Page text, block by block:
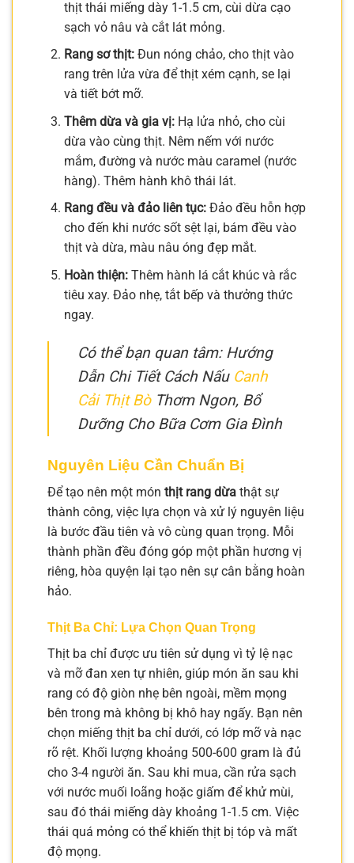
thịt thái miếng dày 1-1.5 cm, cùi dừa cạo
sạch vỏ nâu và cắt lát mỏng.
Rang sơ thịt:Đun nóng chảo, cho thịt vào
rang trên lửa vừa để thịt xém cạnh, se lại
và tiết bớt mỡ.
Thêm dừa và gia vị:Hạ lửa nhỏ, cho cùi
dừa vào cùng thịt. Nêm nếm với nước
mắm, đường và nước màu caramel (nước
hàng). Thêm hành khô thái lát.
Rang đều và đảo liên tục:Đảo đều hỗn hợp
cho đến khi nước sốt sệt lại, bám đều vào
thịt và dừa, màu nâu óng đẹp mắt.
Hoàn thiện:Thêm hành lá cắt khúc và rắc
tiêu xay. Đảo nhẹ, tắt bếp và thưởng thức
ngay.
Có thể bạn quan tâm: Hướng
Dẫn Chi Tiết Cách Nấu Canh
Cải Thịt BòThơm Ngon, Bổ
Dưỡng Cho Bữa Cơm Gia Đình
Nguyên Liệu Cần Chuẩn Bị
Để tạo nên một món thịt rang dừa thật sự
thành công, việc lựa chọn và xử lý nguyên liệu
là bước đầu tiên và vô cùng quan trọng. Mỗi
thành phần đều đóng góp một phần hương vị
riêng, hòa quyện lại tạo nên sự cân bằng hoàn
hảo.
Thịt Ba Chỉ: Lựa Chọn Quan Trọng
Thịt ba chỉ được ưu tiên sử dụng vì tỷ lệ nạc
và mỡ đan xen tự nhiên, giúp món ăn sau khi
rang có độ giòn nhẹ bên ngoài, mềm mọng
bên trong mà không bị khô hay ngấy. Bạn nên
chọn miếng thịt ba chỉ dưới, có lớp mỡ và nạc
rõ rệt. Khối lượng khoảng 500-600 gram là đủ
cho 3-4 người ăn. Sau khi mua, cần rửa sạch
với nước muối loãng hoặc giấm để khử mùi,
sau đó thái miếng dày khoảng 1-1.5 cm. Việc
thái quá mỏng có thể khiến thịt bị tóp và mất
độ mọng.